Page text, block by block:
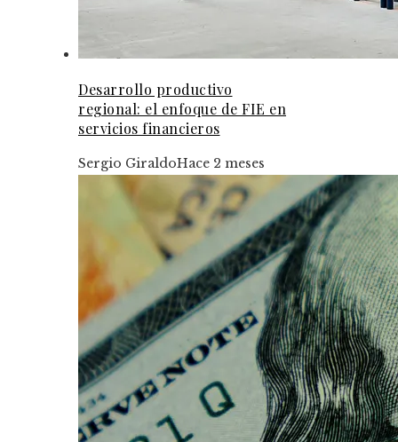
Desarrollo productivo
regional: el enfoque de FIE en
servicios financieros
Sergio GiraldoHace 2 meses